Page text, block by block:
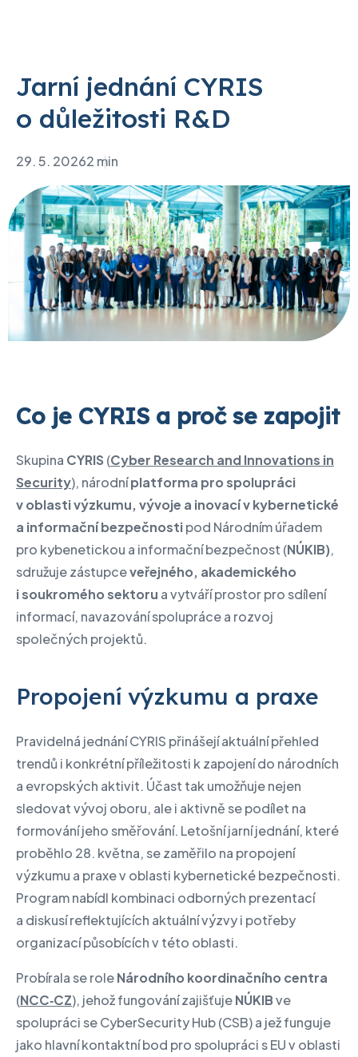
Jarní jednání CYRIS
o důležitosti R&D
29. 5. 20262 min
Co je CYRIS a proč se zapojit
Skupina CYRIS (Cyber Research and Innovations in
Security), národníplatforma pro spolupráci
v oblasti výzkumu, vývoje a inovací v kybernetické
a informační bezpečnostipod Národním úřadem
pro kybenetickou a informační bezpečnost (NÚKIB),
sdružuje zástupceveřejného, akademického
i soukromého sektoru a vytváří prostor pro sdílení
informací, navazování spolupráce a rozvoj
společných projektů.
Propojení výzkumu a praxe
Pravidelná jednání CYRIS přinášejí aktuální přehled
trendů i konkrétní příležitosti k zapojení do národních
a evropských aktivit. Účast tak umožňuje nejen
sledovat vývoj oboru, ale i aktivně se podílet na
formování jeho směřování. Letošní jarní jednání, které
proběhlo 28. května, se zaměřilo na propojení
výzkumu a praxe v oblasti kybernetické bezpečnosti.
Program nabídl kombinaci odborných prezentací
a diskusí reflektujících aktuální výzvy i potřeby
organizací působících v této oblasti.
Probírala se roleNárodního koordinačního centra
(NCC‑CZ), jehož fungování zajišťujeNÚKIBve
spolupráci se CyberSecurity Hub (CSB) a jež funguje
jako hlavní kontaktní bod pro spolupráci s EU v oblasti